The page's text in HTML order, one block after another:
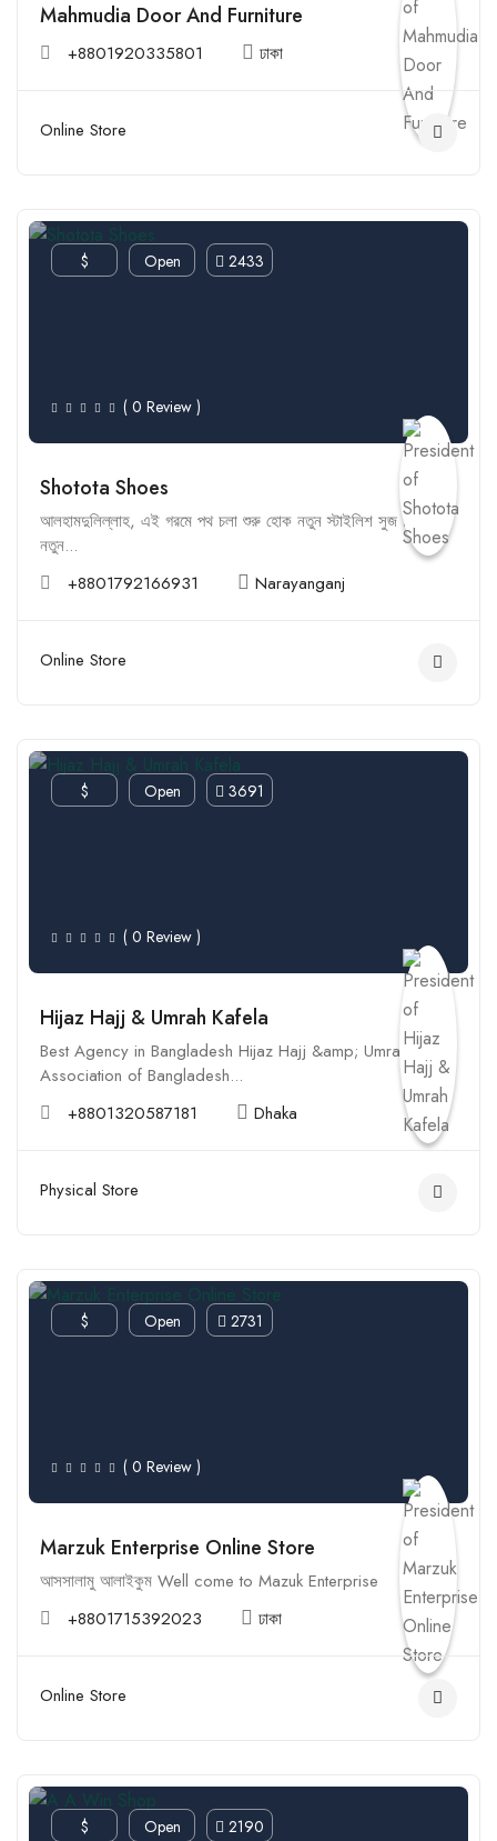
Mahmudia Door And Furniture
+8801920335801 ঢাকা
Online Store
$ Open 2433
( 0 Review )
Shotota Shoes
আলহামদুলিল্লাহ, এই গরমে পথ চলা শুরু হোক নতুন স্টাইলিশ সুজ দিয়ে!
নতুন...
+8801792166931
Narayanganj
Online Store
$ Open 3691
( 0 Review )
Hijaz Hajj & Umrah Kafela
Best Agency in Bangladesh Hijaz Hajj &amp; Umrah Kafela
Association of Bangladesh...
+8801320587181
Dhaka
Physical Store
$ Open 2731
( 0 Review )
Marzuk Enterprise Online Store
আসসালামু আলাইকুম Well come to Mazuk Enterprise
+8801715392023
ঢাকা
Online Store
$ Open 2190